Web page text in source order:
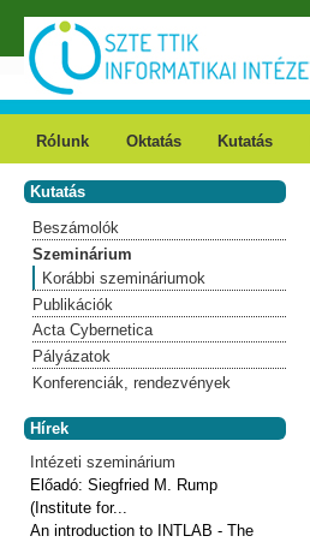
Ugrás a tartalomra
Rólunk Oktatás Kutatás
Kutatás
Beszámolók
Szeminárium
Korábbi szemináriumok
Publikációk
Acta Cybernetica
Pályázatok
Konferenciák, rendezvények
Hírek
Intézeti szeminárium
Előadó:Siegfried M. Rump
(Institute for...
An introduction to INTLAB - The